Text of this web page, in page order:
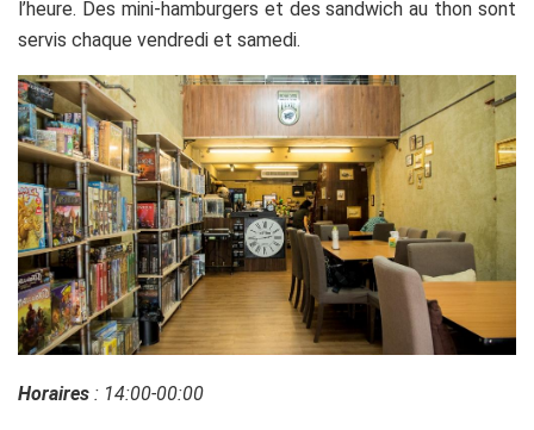
l’heure. Des mini-hamburgers et des sandwich au thon sont
servis chaque vendredi et samedi.
Horaires : 14:00-00:00